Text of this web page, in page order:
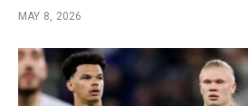
MAY 8, 2026